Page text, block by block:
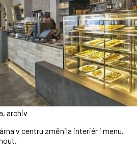
archiv
v centru změnila interiér i menu.